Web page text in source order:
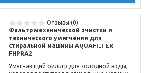
Отзывы (0)
Фильтр механической очистки и
технического умягчения для
стиральной машины AQUAFILTER
FHPRA2
Умягчающий фильтр для холодной воды,